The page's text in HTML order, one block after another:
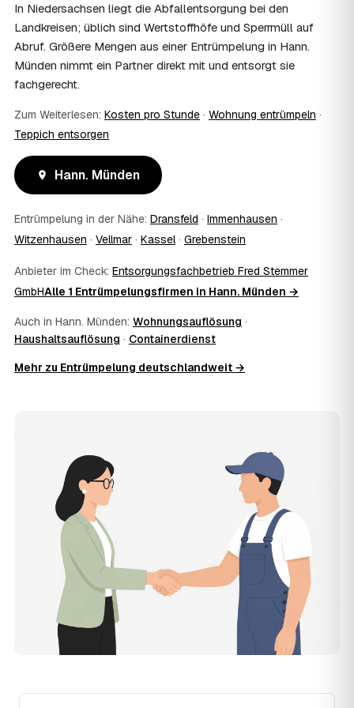
stellen Sie vor Auftragserteilung beim zuständigen Amt
und holen die Kostenübernahme schriftlich ein. AWL
Zentrum vermittelt die Entrümpler, entscheidet aber nicht
über die Kostenübernahme.
08 Bekomme ich einen Entsorgungsnachweis?
stellen auf Wunsch einen Entsorgungsnachweis aus —
wichtig zum Beispiel für Vermieter, Nachlassverwaltung
oder die eigene Dokumentation.
09
Muss ich bei der Entrümpelung anwesend sein?
Nicht zwingend. Viele Kunden in Hann. Münden sind nur
Ablauf — etwa die Schlüsselübergabe — stimmen Sie
direkt mit dem Entrümpler ab.
Der Festpreis deckt in der Regel das komplette
Ausräumen, Tragen und Verladen, den Transport sowie die
besenreiner Übergabe. Es gibt keine versteckten
Zusatzkosten: Was vereinbart ist, gilt. Anrechenbare
Wertgegenstände senken den Endpreis zusätzlich.
11
Was kostet die Anfrage über AWL Zentrum?
wird nur der Entrümpler, den Sie selbst auswählen.
Was kostet die Entrümpelung einer normalen
Wohnung in Hann. Münden?
Für eine durchschnittliche Wohnung mit rund 65 m² liegen
die Kosten in Hann. Münden bei etwa 1.840 €, das
entspricht im Schnitt rund 34,4 € je Quadratmeter.
Zugänglichkeit (Etage, Aufzug), Menge und Sperrmüllanteil
verschieben den Preis nach oben oder unten — den
genauen Festpreis nennt Ihnen der Entrümpler nach
kurzer Beschreibung.
Werden Entrümpelungen in Hann. Münden in
Zukunft teurer?
In Niedersachsen liegt die Abfallentsorgung bei den
Landkreisen; üblich sind Wertstoffhöfe und Sperrmüll auf
Abruf. Größere Mengen aus einer Entrümpelung in Hann.
Münden nimmt ein Partner direkt mit und entsorgt sie
fachgerecht.
Zum Weiterlesen: Kosten pro Stunde · Wohnung entrümpeln ·
Teppich entsorgen
Hann. Münden
Entrümpelung in der Nähe: Dransfeld · Immenhausen ·
Witzenhausen · Vellmar · Kassel· Grebenstein
Anbieter im Check: Entsorgungsfachbetrieb Fred Stemmer
GmbHAlle 1 Entrümpelungsfirmen in Hann. Münden →
Auch in Hann. Münden: Wohnungsauflösung ·
Haushaltsauflösung · Containerdienst
Mehr zu Entrümpelung deutschlandweit →